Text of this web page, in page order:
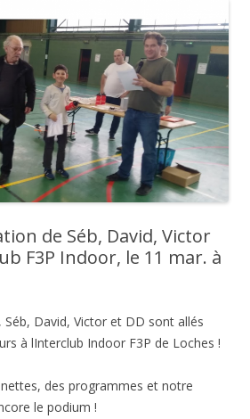
de Séb, David, Victor
F3P Indoor, le 11 mar. à
David, Victor et DD sont allés
à lInterclub Indoor F3P de Loches !
des programmes et notre
le podium !